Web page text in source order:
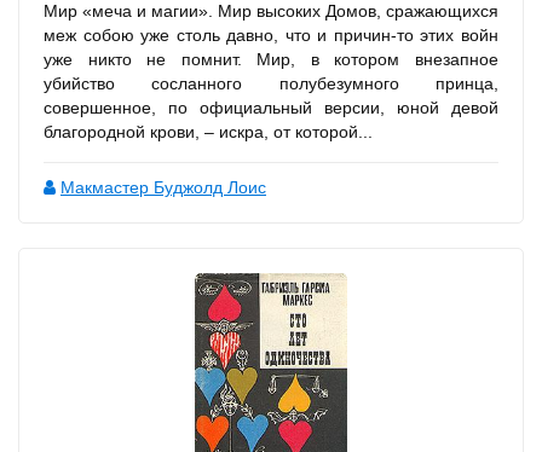
Мир «меча и магии». Мир высоких Домов, сражающихся
меж собою уже столь давно, что и причин-то этих войн
уже никто не помнит. Мир, в котором внезапное
убийство сосланного полубезумного принца,
совершенное, по официальный версии, юной девой
благородной крови, – искра, от которой...
Макмастер Буджолд Лоис